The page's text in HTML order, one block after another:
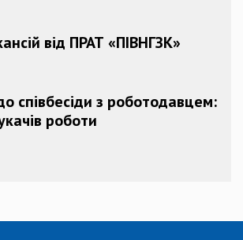
від ПРАТ «ПІВНГЗК»
співбесіди з роботодавцем:
роботи